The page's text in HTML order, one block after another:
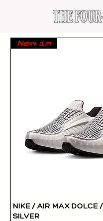
快速瀏覽
New in
NIKE / AIR MAX DOLCE
SILVER